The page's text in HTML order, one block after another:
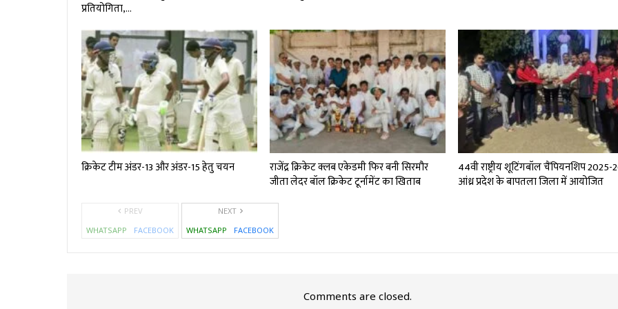
प्रतियोगिता,…
क्रिकेट टीम अंडर-13 और अंडर-15 हेतु चयन
राजेंद्र क्रिकेट क्लब एकेडमी फिर बनी सिरमौर
जीता लेदर बॉल क्रिकेट टूर्नामेंट का खिताब
44वी राष्ट्रीय शूटिंगबॉल चैंपियनशिप 2025-
आंध्र प्रदेश के बापतला जिला में आयोजित
PREV
WHATSAPP
FACEBOOK
NEXT
WHATSAPP
FACEBOOK
Comments are closed.